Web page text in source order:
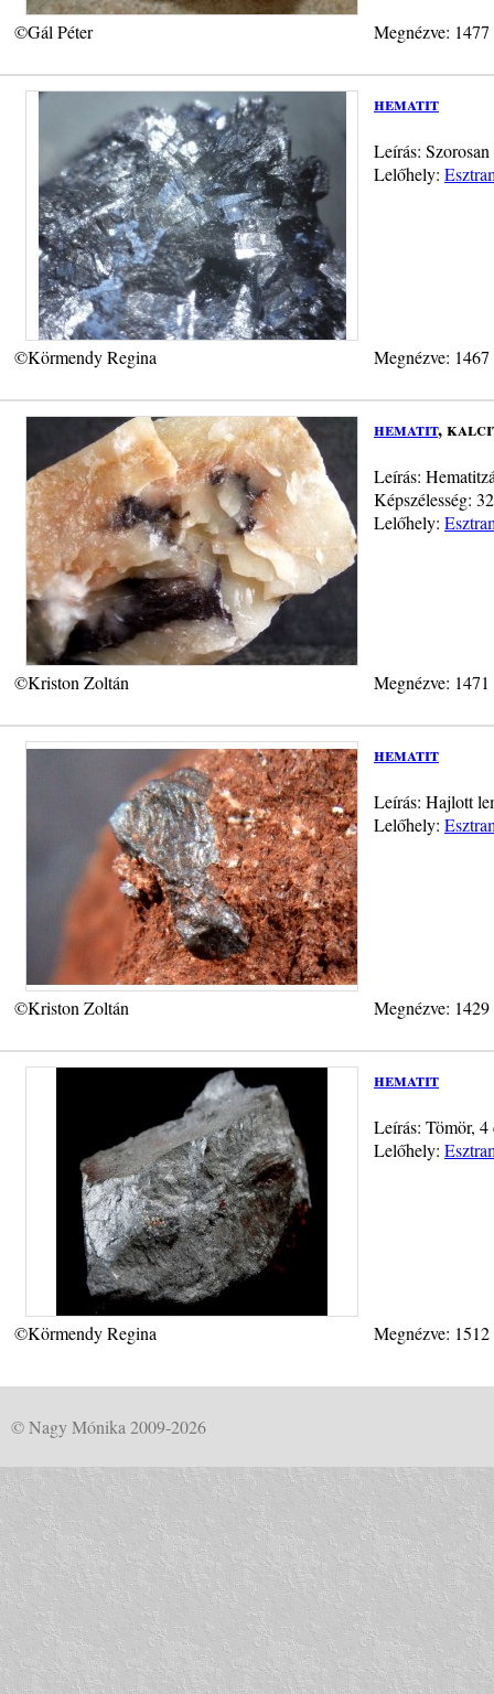
©Gál Péter Megnézve:
hematit
Leírás:
Lelőhely:
©Körmendy Regina Megnézve:
hematit,
Leírás:
Képszélesség:
Lelőhely:
©Kriston Zoltán Megnézve:
hematit
Leírás: Hajlott
Lelőhely:
©Kriston Zoltán Megnézve:
hematit
Leírás: Tömör, 4
Lelőhely:
©Körmendy Regina Megnézve:
© Nagy Mónika 2009-2026